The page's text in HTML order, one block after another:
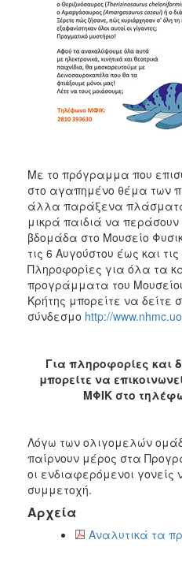
Με το πρόγραμμα που
στο αγαπημένο θέμα των
άλλα παράξενα
μικρά παιδιά να περάσουν
βδομάδα στο Μουσείο
τις 6 Αυγούστου έως και
Πληροφορίες για όλα τα
προγράμματα του
Κρήτης μπορείτε να δείτε
σύνδεσμο http://
Για πληροφορίες και
μπορείτε να
ΜΦΙΚ στο
Λόγω των ολιγομελών
παίρνουν μέρος στα
οι ενδιαφερόμενοι
συμμετοχή.
Αρχεία
Αναλυτικά τα